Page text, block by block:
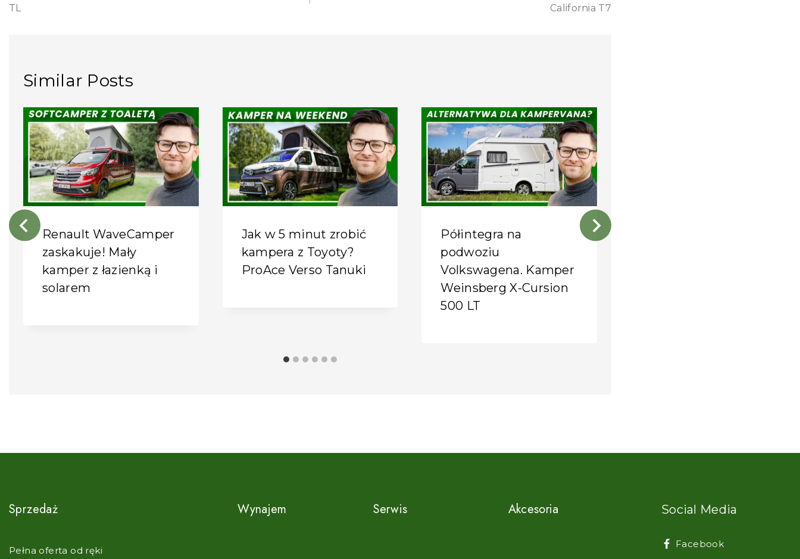
TL
California T7
Similar Posts
Renault WaveCamper
zaskakuje! Mały
kamper z łazienką i
solarem
Jak w 5 minut zrobić
kampera z Toyoty?
ProAce Verso Tanuki
Półintegra na
podwoziu
Volkswagena. Kamper
Weinsberg X-Cursion
500 LT
Sprzedaż
Pełna oferta od ręki
Wynajem Serwis Akcesoria Social Media
Facebook